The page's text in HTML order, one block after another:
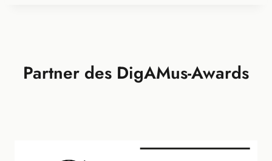
Partner des DigAMus-Awards